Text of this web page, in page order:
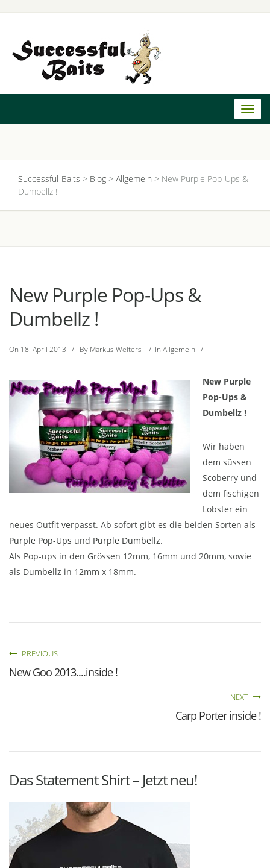
Successful-Baits > Blog > Allgemein > New Purple Pop-Ups &
Dumbellz !
New Purple Pop-Ups &
Dumbellz !
On 18. April 2013 / By Markus Welters / In Allgemein /
New Purple
Pop-Ups &
Dumbellz !
Wir haben
dem süssen
Scoberry und
dem fischigen
Lobster ein
neues Outfit verpasst. Ab sofort gibt es die beiden Sorten als
Purple Pop-Ups und Purple Dumbellz.
Als Pop-ups in den Grössen 12mm, 16mm und 20mm, sowie
als Dumbellz in 12mm x 18mm.
PREVIOUS
New Goo 2013....inside !
NEXT
Carp Porter inside !
Das Statement Shirt – Jetzt neu!